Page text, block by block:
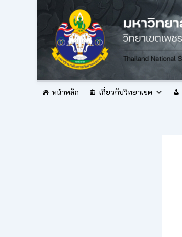
หน้าหลัก เกี่ยวกับวิทยาเขต